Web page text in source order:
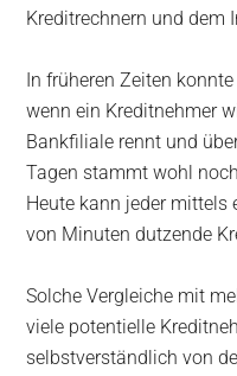
Kreditrechnern und dem
In früheren Zeiten
wenn ein Kreditnehmer
Bankfiliale rennt und
Tagen stammt wohl
Heute kann jeder mittels
von Minuten dutzende
Solche Vergleiche mit
viele potentielle
selbstverständlich von